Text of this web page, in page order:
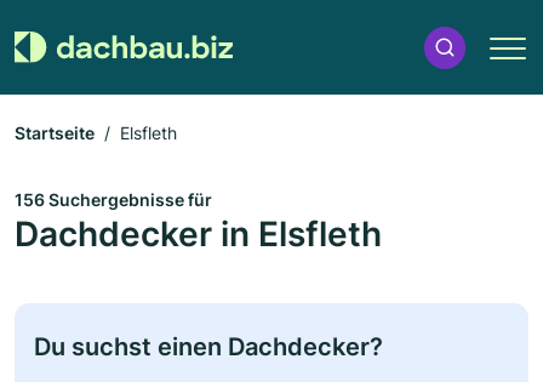
Startseite Elsfleth
156 Suchergebnisse für
Dachdecker in Elsfleth
Du suchst einen Dachdecker?